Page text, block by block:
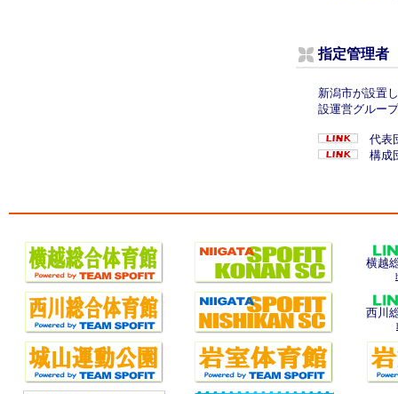
指定管理者
新潟市が設置
設運営グループ
代
構成
横越
西川